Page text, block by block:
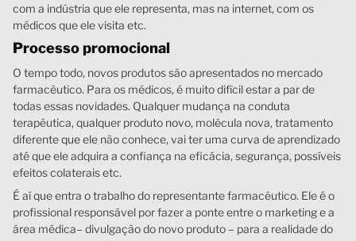
com a indústria que ele representa, mas na internet, com os
médicos que ele visita etc.
Processo promocional
O tempo todo, novos produtos são apresentados no mercado
farmacêutico. Para os médicos, é muito difícil estar a par de
todas essas novidades. Qualquer mudança na conduta
terapêutica, qualquer produto novo, molécula nova, tratamento
diferente que ele não conhece, vai ter uma curva de aprendizado
até que ele adquira a confiança na eficácia, segurança, possíveis
efeitos colaterais etc.
É aí que entra o trabalho do representante farmacêutico. Ele é o
profissional responsável por fazer a ponte entre o marketing e a
área médica– divulgação do novo produto – para a realidade do